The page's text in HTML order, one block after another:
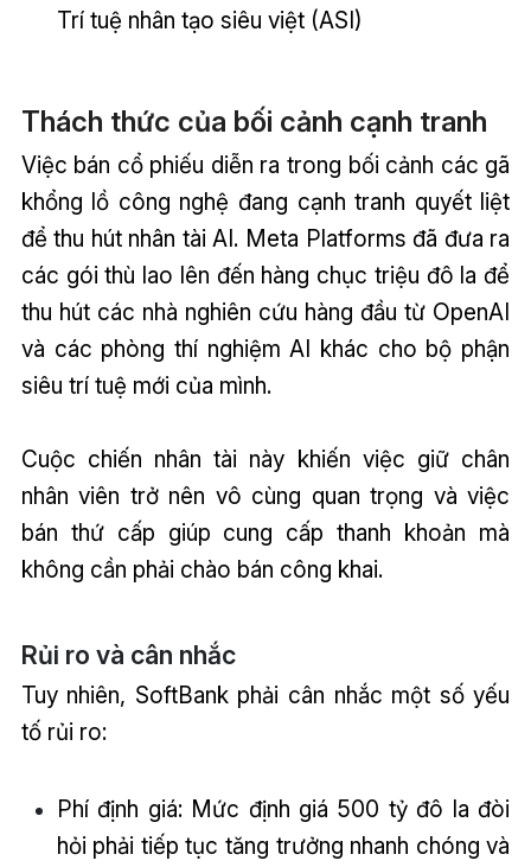
Trí tuệ nhân tạo siêu việt (ASI)
Thách thức của bối cảnh cạnh tranh
Việc bán cổ phiếu diễn ra trong bối cảnh các gã
khổng lồ công nghệ đang cạnh tranh quyết liệt
để thu hút nhân tài AI. Meta Platforms đã đưa ra
các gói thù lao lên đến hàng chục triệu đô la để
thu hút các nhà nghiên cứu hàng đầu từ OpenAI
và các phòng thí nghiệm AI khác cho bộ phận
siêu trí tuệ mới của mình.
Cuộc chiến nhân tài này khiến việc giữ chân
nhân viên trở nên vô cùng quan trọng và việc
bán thứ cấp giúp cung cấp thanh khoản mà
không cần phải chào bán công khai.
Rủi ro và cân nhắc
Tuy nhiên, SoftBank phải cân nhắc một số yếu
tố rủi ro:
Phí định giá: Mức định giá 500 tỷ đô la đòi
hỏi phải tiếp tục tăng trưởng nhanh chóng và